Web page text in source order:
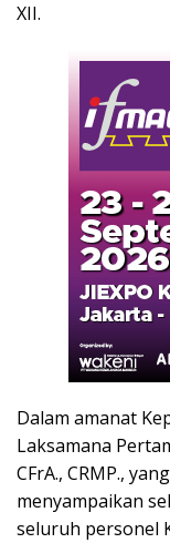
XII.
Dalam amanat
Laksamana
CFrA., CRMP.,
menyampaikan
seluruh personel